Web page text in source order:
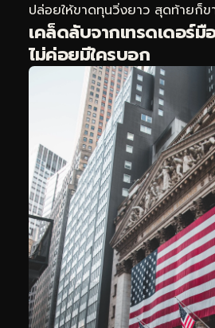
ปล่อยให้ขาดทุนวิ่งยาว สุดท้ายก็ข
เคล็ดลับจากเทรดเดอร์
ไม่ค่อยมีใครบอก